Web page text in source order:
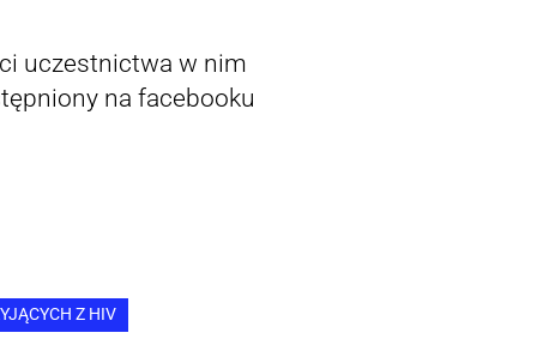
uczestnictwa w nim
na facebooku
Z HIV